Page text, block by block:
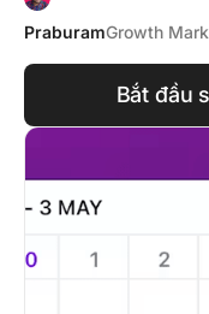
PraburamGrowth
Bắt đầu